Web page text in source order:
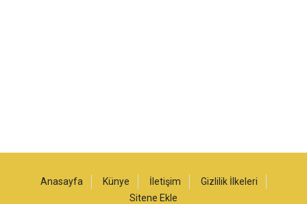
Anasayfa Künye İletişim
Gizlilik İlkeleri
Sitene Ekle